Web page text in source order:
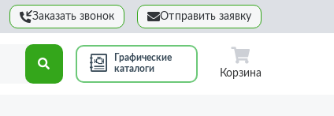
Заказать звонок Отправить заявку
Графические
каталоги
Корзина